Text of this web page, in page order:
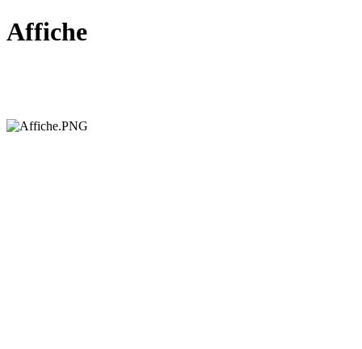
Affiche